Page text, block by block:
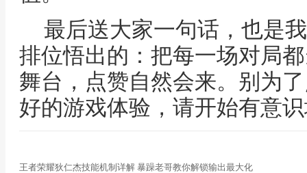
最后送大家一句话，也是
排位悟出的：把每一场对局
舞台，点赞自然会来。别为
好的游戏体验，请开始有意
王者荣耀狄仁杰技能机制详解 暴躁老哥教你解锁输出最大化